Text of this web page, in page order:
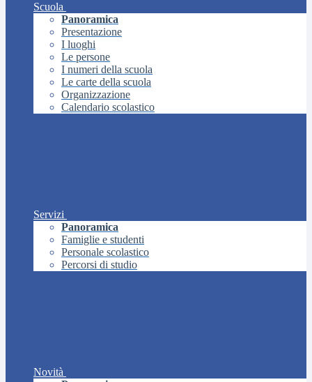
Scuola
Panoramica
Presentazione
I luoghi
Le persone
I numeri della scuola
Le carte della scuola
Organizzazione
Calendario scolastico
Servizi
Panoramica
Famiglie e studenti
Personale scolastico
Percorsi di studio
Novità